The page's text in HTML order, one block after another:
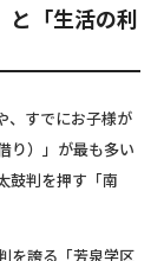
と「生活の利
、すでにお子様が
り）」が最も多い
鼓判を押す 「南
を誇る「芳泉学区